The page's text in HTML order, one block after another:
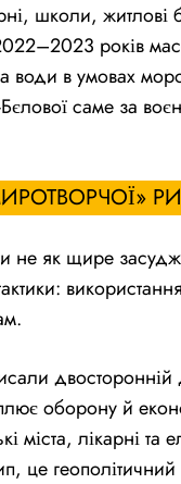
школи, житлові
років
води в умовах
саме за
не як щире засуд
двосторонній
оборону й
лікарні та
це геополітичний